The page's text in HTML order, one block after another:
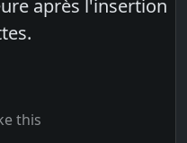
après l'insertion
this